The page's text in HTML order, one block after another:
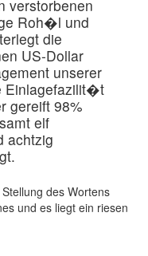
verstorbenen
Roh�l und
die
US-Dollar
unserer
Einlagefazilit�t
gereift 98%
elf
achtzig
des Wortens
und es liegt ein riesen